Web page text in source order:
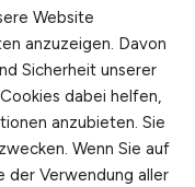
Website
anzuzeigen. Davon
Sicherheit unserer
dabei helfen,
anzubieten. Sie
Wenn Sie auf
der Verwendung aller